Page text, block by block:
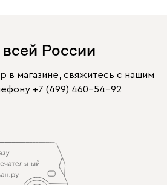
России
в магазине, свяжитесь с нашим
+7 (499) 460-54-92